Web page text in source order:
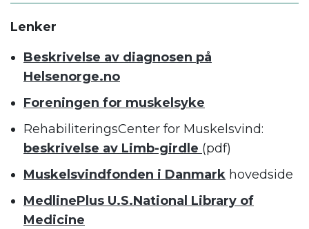
Lenker
Beskrivelse av diagnosen på
Helsenorge.no
Foreningen for muskelsyke
RehabiliteringsCenter for Muskelsvind:
beskrivelse av Limb-girdle (pdf)
Muskelsvindfonden i Danmark hovedside
MedlinePlus U.S.National Library of
Medicine